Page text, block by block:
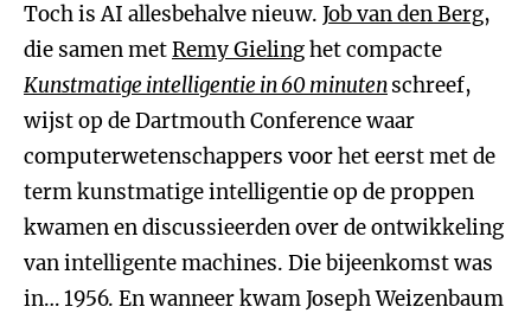
Toch is AI allesbehalve nieuw. Job van den Berg,
die samen metRemy Gielinghet compacte
Kunstmatige intelligentie in 60 minutenschreef,
wijst op de Dartmouth Conference waar
computerwetenschappers voor het eerst met de
term kunstmatige intelligentie op de proppen
kwamen en discussieerden over de ontwikkeling
van intelligente machines. Die bijeenkomst was
in… 1956. En wanneer kwam Joseph Weizenbaum